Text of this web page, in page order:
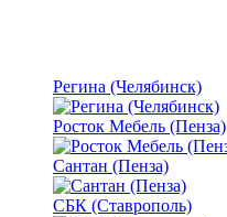
Регина (Челябинск)
Росток Мебель (Пенза)
Сантан (Пенза)
СБК (Ставрополь)